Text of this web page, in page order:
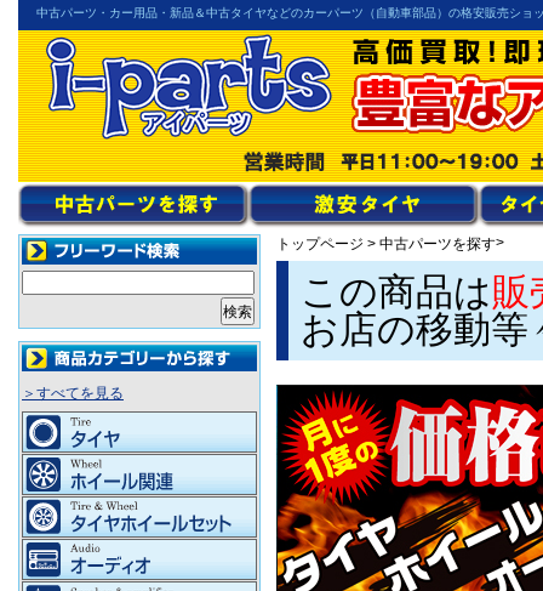
中古パーツ・カー用品・新品＆中古タイヤなどのカーパーツ（自動車部品）の格安販売ショ
トップページ > 中古パーツを探す>
この商品は販
お店の移動
＞すべてを見る